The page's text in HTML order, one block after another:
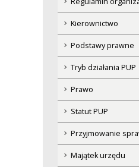
Kierownictwo
Podstawy prawne
Tryb działania PUP
Prawo
Statut PUP
Przyjmowanie
Majątek urzędu